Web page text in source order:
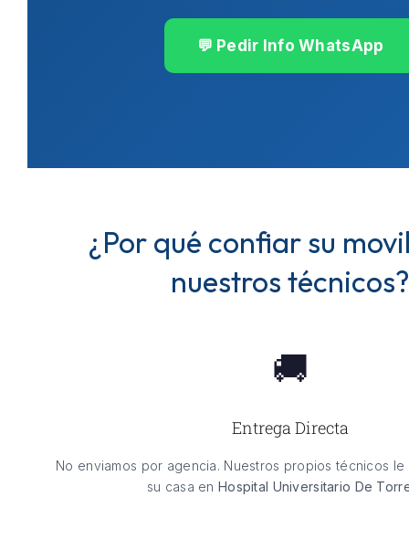
💬 Pedir Info WhatsApp
¿Por qué confiar su
nuestros técnicos?
🚚
Entrega Directa
No enviamos por agencia. Nuestros propios técnicos
su casa enHospital Universitario De